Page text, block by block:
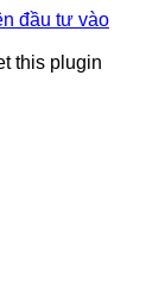
đầu tư vào
this plugin